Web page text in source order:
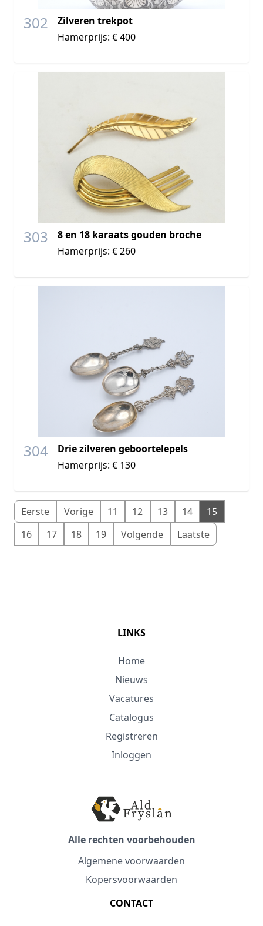
302
Zilveren trekpot
Hamerprijs: € 400
303
8 en 18 karaats gouden broche
Hamerprijs: € 260
304
Drie zilveren geboortelepels
Hamerprijs: € 130
Eerste Vorige 11 12 13 14
15
16
17 18 19 Volgende Laatste
LINKS
Home
Nieuws
Vacatures
Catalogus
Registreren
Inloggen
Alle rechten voorbehouden
Algemene voorwaarden
Kopersvoorwaarden
CONTACT